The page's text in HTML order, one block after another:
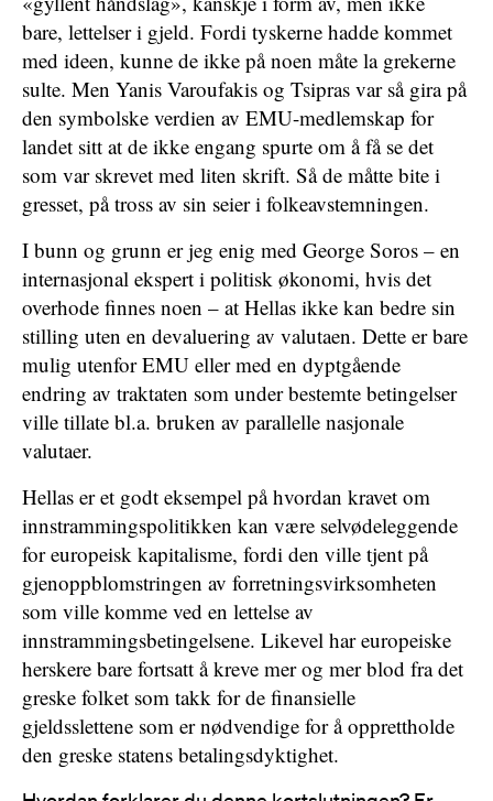
bare, lettelser i gjeld. Fordi tyskerne hadde kommet
med ideen, kunne de ikke på noen måte la grekerne
sulte. Men Yanis Varoufakis og Tsipras var så gira på
den symbolske verdien av EMU-medlemskap for
landet sitt at de ikke engang spurte om å få se det
som var skrevet med liten skrift. Så de måtte bite i
gresset, på tross av sin seier i folkeavstemningen.
I bunn og grunn er jeg enig med George Soros – en
internasjonal ekspert i politisk økonomi, hvis det
overhode finnes noen – at Hellas ikke kan bedre sin
stilling uten en devaluering av valutaen. Dette er bare
mulig utenfor EMU eller med en dyptgående
endring av traktaten som under bestemte betingelser
ville tillate bl.a. bruken av parallelle nasjonale
valutaer.
Hellas er et godt eksempel på hvordan kravet om
innstrammingspolitikken kan være selvødeleggende
for europeisk kapitalisme, fordi den ville tjent på
gjenoppblomstringen av forretningsvirksomheten
som ville komme ved en lettelse av
innstrammingsbetingelsene. Likevel har europeiske
herskere bare fortsatt å kreve mer og mer blod fra det
greske folket som takk for de finansielle
gjeldsslettene som er nødvendige for å opprettholde
den greske statens betalingsdyktighet.